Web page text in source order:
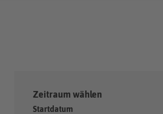
Zeitraum wählen
Startdatum